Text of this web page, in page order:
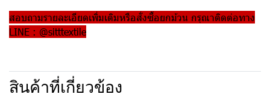
สอบถามรายละเอียดเพิ่มเติมหรือสั่งซื้อยกม้วน กรุณาติดต่อทาง
LINE : @sitttextile
สินค้าที่เกี่ยวข้อง